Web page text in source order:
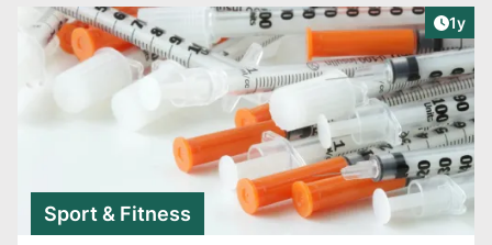
1y
Sport & Fitness